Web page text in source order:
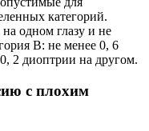
категорий.
одном глазу и не
В: не менее 0, 6
2 диоптрии на другом.
с плохим